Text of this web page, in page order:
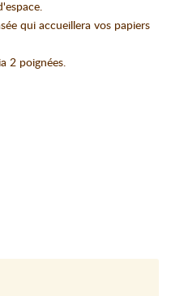
qui accueillera vos papiers
2 poignées.